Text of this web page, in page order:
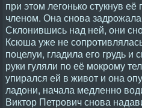
при этом легонько стукнув
членом. Она снова
Склонившись над ней, они
Ксюша уже не
поцелуи, гладила его грудь и
руки гуляли по её мокрому
упирался ей в живот и она
ладони, начала медленно
Виктор Петрович снова